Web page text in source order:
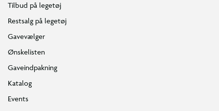
Tilbud på legetøj
Restsalg på legetøj
Gavevælger
Ønskelisten
Gaveindpakning
Katalog
Events